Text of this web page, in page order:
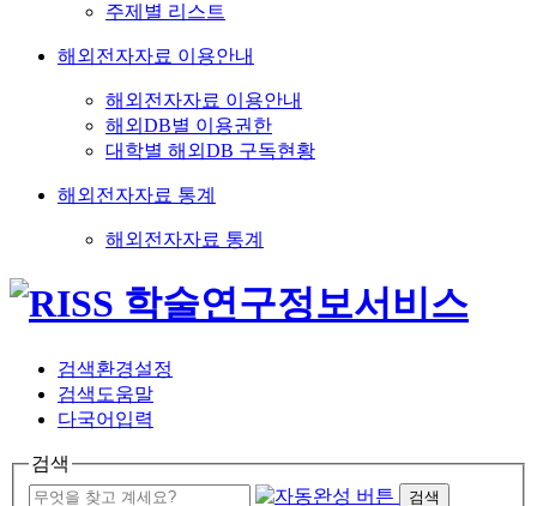
주제별 리스트
해외전자자료 이용안내
해외전자자료 이용안내
해외DB별 이용권한
대학별 해외DB 구독현황
해외전자자료 통계
해외전자자료 통계
검색환경설정
검색도움말
다국어입력
검색
검색